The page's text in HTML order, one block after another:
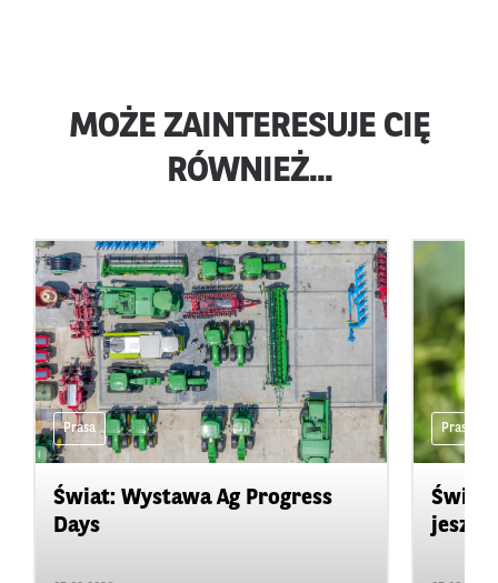
MOŻE ZAINTERESUJE CIĘ
RÓWNIEŻ...
Prasa
Świat: Wystawa Ag Progress
Days
Prasa
Świat: